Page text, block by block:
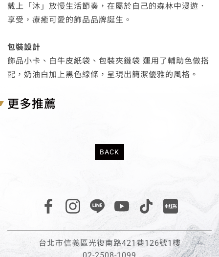
戴上「沐」放慢生活節奏，在屬於自己的森林中漫遊．
享受，療癒可愛的飾品品牌誕生。
包裝設計
飾品小卡、白牛皮紙袋、包裝夾鏈袋 運用了輔助色做搭
配，奶油白加上黑色線條，呈現出簡潔優雅的風格。
更多推薦
BACK
台北市信義區光復南路421巷126號1樓